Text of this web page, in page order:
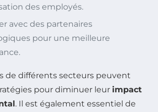
des employés.
avec des partenaires
pour une meilleure
de différents secteurs peuvent
pour diminuer leur impact
. Il est également essentiel de